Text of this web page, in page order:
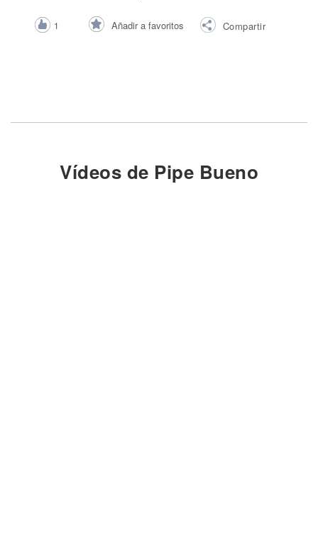
1 Añadir a favoritos Compartir
Vídeos de Pipe Bueno